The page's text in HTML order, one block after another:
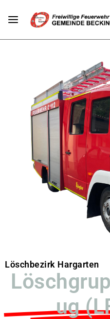
Löschbezirk Hargarten
ug